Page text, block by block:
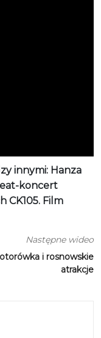
innymi: Hanza
koncert
CK105. Film
Następne wideo
i rosnowskie
atrakcje